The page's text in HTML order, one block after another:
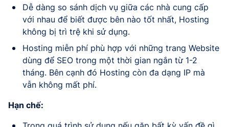
Dễ dàng so sánh dịch vụ giữa các nhà cung cấp
với nhau để biết được bên nào tốt nhất, Hosting
không bị trì trệ khi sử dụng.
Hosting miễn phí phù hợp với những trang Website
dùng để SEO trong một thời gian ngắn từ 1-2
tháng. Bên cạnh đó Hosting còn đa dạng IP mà
vẫn không mất phí.
Hạn chế: